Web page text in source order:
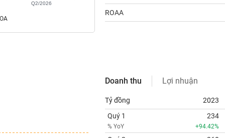
Q2/2026
ROAA
Doanh thu Lợi nhuận
Tỷ đồng 2023
Quý 1
% YoY
234
+94.42%